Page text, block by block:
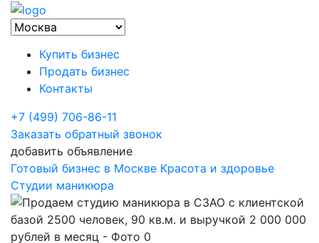
Купить бизнес
Продать бизнес
Контакты
+7 (499) 706-86-11
Заказать обратный звонок
добавить объявление
Готовый бизнес в Москве Красота и здоровье
Студии маникюра